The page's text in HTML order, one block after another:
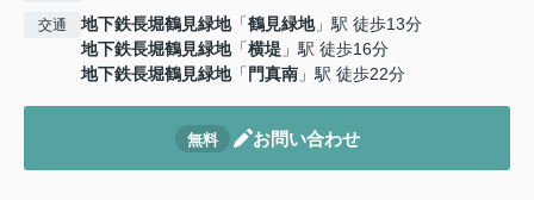
交通 地下鉄長堀鶴見緑地「鶴見緑地」駅 徒歩13分
地下鉄長堀鶴見緑地「横堤 」駅 徒歩16分
地下鉄長堀鶴見緑地「 門真南 」駅 徒歩22分
無料 お問い合わせ